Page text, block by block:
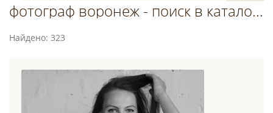
фотограф воронеж - поиск в каталоге
Найдено: 323